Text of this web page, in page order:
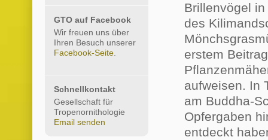
GTO auf Facebook
Wir freuen uns über
Ihren Besuch unserer
Facebook-Seite.
Schnellkontakt
Gesellschaft für
Tropenornithologie
Email senden
Brillenvögel
des
erstem
aufweisen. In
am Buddha-
Opfergaben
entdeckt